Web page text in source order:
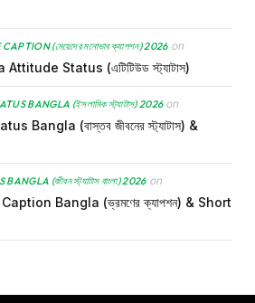
(মেয়েদের মনোভাব ক্যাপশন) 2026on
Status (এটিটিউড স্ট্যাটাস)
BANGLA (ইসলামিক স্ট্যাটাস) 2026on
Bangla (বাস্তব জীবনের স্ট্যাটাস) &
(জীবন স্ট্যাটাস বাংলা) 2026on
Bangla (ভ্রমণের ক্যাপশন) & Short